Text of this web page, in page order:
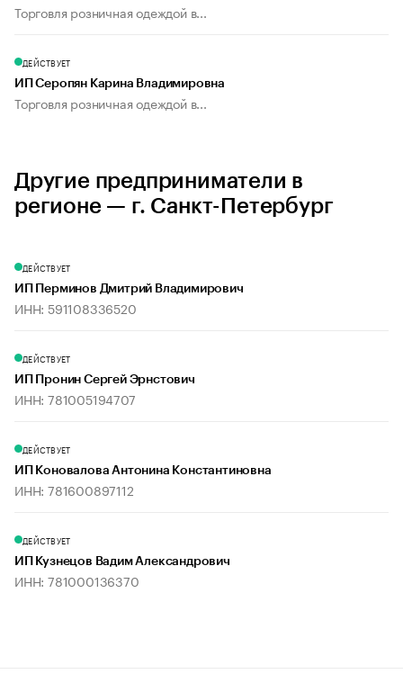
Торговля розничная одеждой в...
ДЕЙСТВУЕТ
ИП Серопян Карина Владимировна
Торговля розничная одеждой в...
Другие предприниматели в
регионе — г. Санкт-Петербург
ДЕЙСТВУЕТ
ИП Перминов Дмитрий Владимирович
ИНН: 591108336520
ДЕЙСТВУЕТ
ИП Пронин Сергей Эрнстович
ИНН: 781005194707
ДЕЙСТВУЕТ
ИП Коновалова Антонина Константиновна
ИНН: 781600897112
ДЕЙСТВУЕТ
ИП Кузнецов Вадим Александрович
ИНН: 781000136370